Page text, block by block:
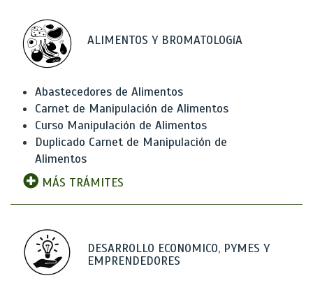
ALIMENTOS Y BROMATOLOGíA
Abastecedores de Alimentos
Carnet de Manipulación de Alimentos
Curso Manipulación de Alimentos
Duplicado Carnet de Manipulación de
Alimentos
MÁS TRÁMITES
DESARROLLO ECONOMICO, PYMES Y
EMPRENDEDORES